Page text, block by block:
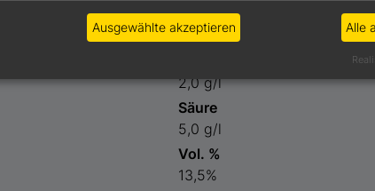
Preis
29,00 €
2,0 g/l
Säure
5,0 g/l
Vol. %
13,5%
Ausgewählte akzeptieren Alle